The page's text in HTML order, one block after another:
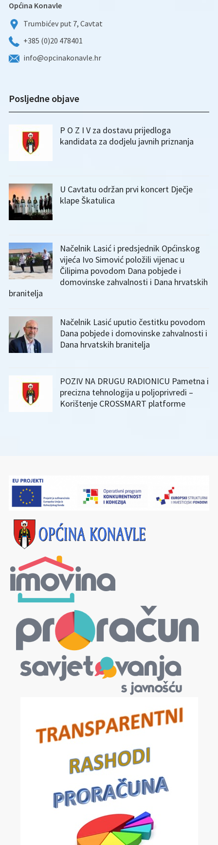
Općina Konavle
Trumbićev put 7, Cavtat
+385 (0)20 478401
info@opcinakonavle.hr
Posljedne objave
P O Z I V za dostavu prijedloga
kandidata za dodjelu javnih priznanja
U Cavtatu održan prvi koncert Dječje
klape Škatulica
Načelnik Lasić i predsjednik Općinskog
vijeća Ivo Simović položili vijenac u
Čilipima povodom Dana pobjede i
domovinske zahvalnosti i Dana hrvatskih
branitelja
Načelnik Lasić uputio čestitku povodom
Dana pobjede i domovinske zahvalnosti i
Dana hrvatskih branitelja
POZIV NA DRUGU RADIONICU Pametna i
precizna tehnologija u poljoprivredi –
Korištenje CROSSMART platforme